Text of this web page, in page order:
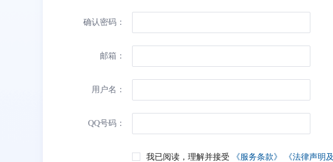
确认密码：
邮箱：
用户名：
QQ号码：
我已阅读，理解并接受 《服务条款》 《法律声明